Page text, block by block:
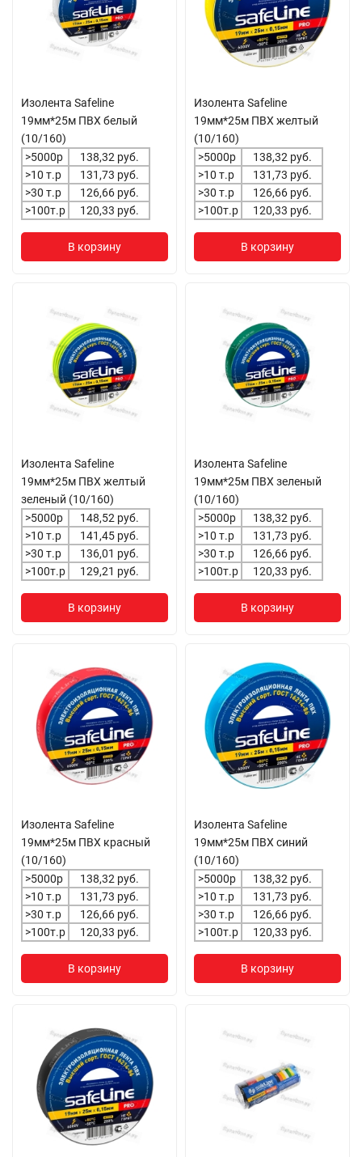
Изолента Safeline
19мм*25м ПВХ белый
(10/160)
>5000р
138,32 руб.
>10 т.р
131,73 руб.
>30 т.р
126,66 руб.
>100т.р
120,33 руб.
В корзину
Изолента Safeline
19мм*25м ПВХ желтый
(10/160)
>5000р
138,32 руб.
>10 т.р
131,73 руб.
>30 т.р
126,66 руб.
>100т.р
120,33 руб.
В корзину
Изолента Safeline
19мм*25м ПВХ желтый
зеленый (10/160)
>5000р
148,52 руб.
>10 т.р
141,45 руб.
>30 т.р
136,01 руб.
>100т.р
129,21 руб.
В корзину
Изолента Safeline
19мм*25м ПВХ зеленый
(10/160)
>5000р
138,32 руб.
>10 т.р
131,73 руб.
>30 т.р
126,66 руб.
>100т.р
120,33 руб.
В корзину
Изолента Safeline
19мм*25м ПВХ красный
(10/160)
>5000р
138,32 руб.
>10 т.р
131,73 руб.
>30 т.р
126,66 руб.
>100т.р
120,33 руб.
В корзину
Изолента Safeline
19мм*25м ПВХ синий
(10/160)
>5000р
138,32 руб.
>10 т.р
131,73 руб.
>30 т.р
126,66 руб.
>100т.р
120,33 руб.
В корзину